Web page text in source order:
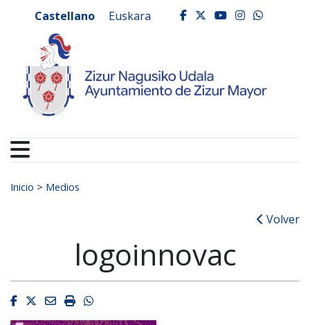
Ayuntamiento de
Castellano Euskara facebook
twitter
youtube
Buscar:
Inicio > Medios
Volver
logoinnovac
Facebook
Twitter
EmailImprimirWhatsapp